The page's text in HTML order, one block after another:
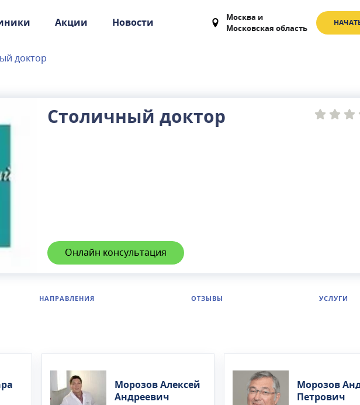
Акции Новости Москва и
Московская область
доктор
Столичный доктор
Онлайн консультация
НАПРАВЛЕНИЯ ОТЗЫВЫ УСЛУГИ
Морозов Алексей
Андреевич
Морозов
Петрович